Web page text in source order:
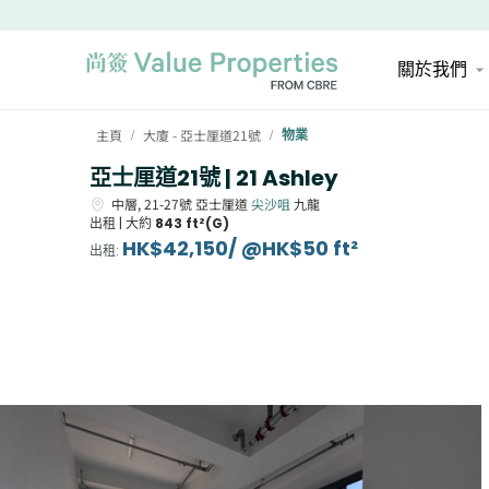
關於我們
主頁 / 大廈 - 亞士厘道21號 / 物業
亞士厘道21號 | 21 Ashley
中層,21-27號 亞士厘道尖沙咀 九龍
出租 | 大約 843 ft²(G)
出租: HK$42,150/ @HK$50 ft²